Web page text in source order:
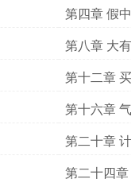
第四章 假
第八章 大
第十二章
第十六章
第二十章
第二十四